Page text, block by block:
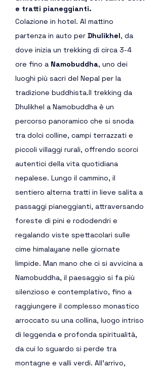
e tratti pianeggianti.
Colazione in hotel. Al mattino
partenza in auto per Dhulikhel, da
dove inizia un trekking di circa 3-4
ore fino a Namobuddha, uno dei
luoghi più sacri del Nepal per la
tradizione buddhista.Il trekking da
Dhulikhel a Namobuddha è un
percorso panoramico che si snoda
tra dolci colline, campi terrazzati e
piccoli villaggi rurali, offrendo scorci
autentici della vita quotidiana
nepalese. Lungo il cammino, il
sentiero alterna tratti in lieve salita a
passaggi pianeggianti, attraversando
foreste di pini e rododendri e
regalando viste spettacolari sulle
cime himalayane nelle giornate
limpide. Man mano che ci si avvicina a
Namobuddha, il paesaggio si fa più
silenzioso e contemplativo, fino a
raggiungere il complesso monastico
arroccato su una collina, luogo intriso
di leggenda e profonda spiritualità,
da cui lo sguardo si perde tra
montagne e valli verdi. All’arrivo,